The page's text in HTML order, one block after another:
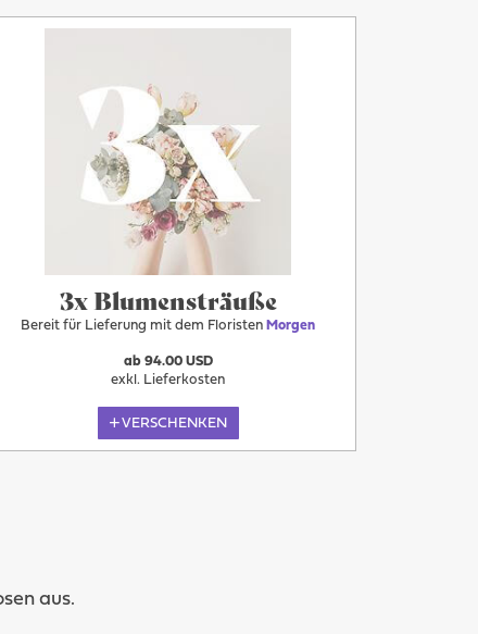
3x Blumensträuße
Bereit für Lieferung mit dem Floristen Morgen
ab 94.00 USD
exkl. Lieferkosten
VERSCHENKEN
aus.